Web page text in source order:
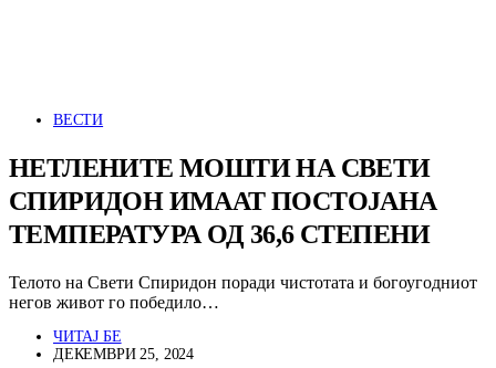
ВЕСТИ
НЕТЛЕНИТЕ МОШТИ НА СВЕТИ
СПИРИДОН ИМААТ ПОСТОЈАНА
ТЕМПЕРАТУРА ОД 36,6 СТЕПЕНИ
Телото на Свети Спиридон поради чистотата и богоугодниот
негов живот го победило…
ЧИТАЈ БЕ
ДЕКЕМВРИ 25, 2024